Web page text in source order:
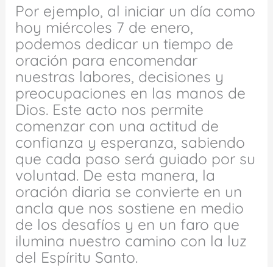
Por ejemplo, al iniciar un día como
hoy miércoles 7 de enero,
podemos dedicar un tiempo de
oración para encomendar
nuestras labores, decisiones y
preocupaciones en las manos de
Dios. Este acto nos permite
comenzar con una actitud de
confianza y esperanza, sabiendo
que cada paso será guiado por su
voluntad. De esta manera, la
oración diaria se convierte en un
ancla que nos sostiene en medio
de los desafíos y en un faro que
ilumina nuestro camino con la luz
del Espíritu Santo.